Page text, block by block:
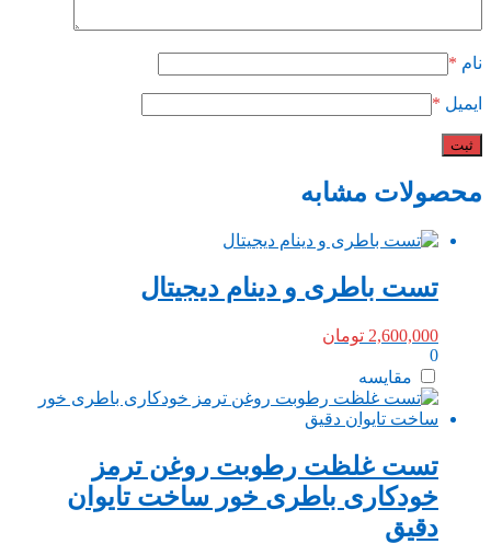
نام *
ایمیل *
محصولات مشابه
تست باطری و دینام دیجیتال
2,600,000 تومان
0
مقایسه
تست غلظت رطوبت روغن ترمز
خودکاری باطری خور ساخت تایوان
دقیق